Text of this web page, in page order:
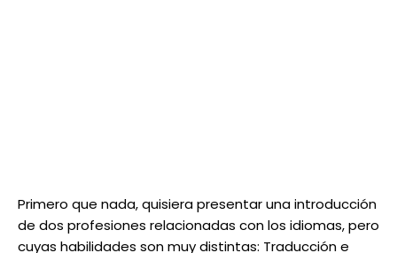
Primero que nada, quisiera presentar una introducción
de dos profesiones relacionadas con los idiomas, pero
cuyas habilidades son muy distintas: Traducción e